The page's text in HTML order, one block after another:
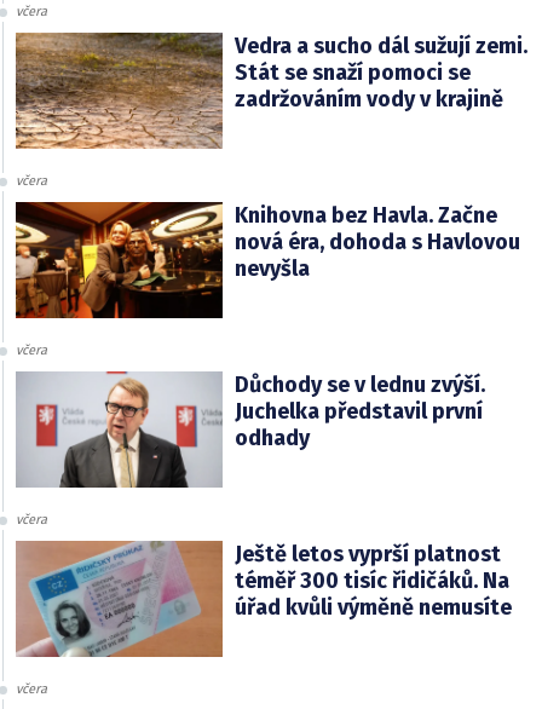
včera
Vedra a sucho dál sužují zemi.
Stát se snaží pomoci se
zadržováním vody v krajině
včera
Knihovna bez Havla. Začne
nová éra, dohoda s Havlovou
nevyšla
včera
Důchody se v lednu zvýší.
Juchelka představil první
odhady
včera
Ještě letos vyprší platnost
téměř 300 tisíc řidičáků. Na
úřad kvůli výměně nemusíte
včera